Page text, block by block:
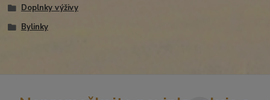
Doplnky výživy
Bylinky